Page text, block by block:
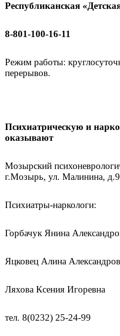
Республиканская
8-801-100-16-11
Режим работы:
перерывов.
Психиатрическую и
оказывают
Мозырский
г.Мозырь, ул. Малинина, д.9
Психиатры-наркологи:
Горбачук Янина
Яцковец Алина
Ляхова Ксения Игоревна
тел. 8(0232) 25-24-99